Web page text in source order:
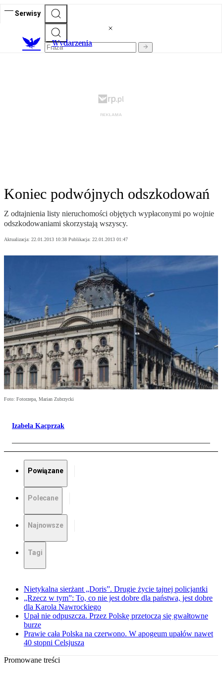
Serwisy
Wydarzenia
Koniec podwójnych odszkodowań
Z odtajnienia listy nieruchomości objętych wypłaconymi po wojnie
odszkodowaniami skorzystają wszyscy.
Aktualizacja: 22.01.2013 10:38 Publikacja: 22.01.2013 01:47
Foto: Fotorzepa, Marian Zubrzycki
Izabela Kacprzak
Powiązane
Polecane
Najnowsze
Tagi
Nietykalna sierżant „Doris”. Drugie życie tajnej policjantki
„Rzecz w tym”: To, co nie jest dobre dla państwa, jest dobre
dla Karola Nawrockiego
Upał nie odpuszcza. Przez Polskę przetoczą się gwałtowne
burze
Prawie cała Polska na czerwono. W apogeum upałów nawet
40 stopni Celsjusza
Promowane treści